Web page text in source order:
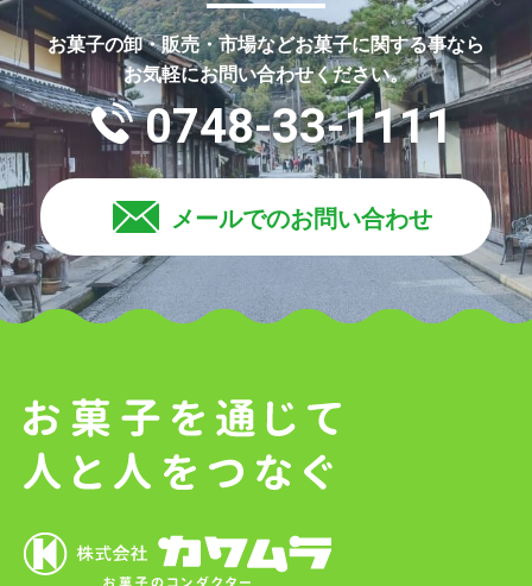
お菓子の卸・販売・市場などお菓子に関する事なら
お気軽にお問い合わせください。
0748-33-1111
メールでのお問い合わせ